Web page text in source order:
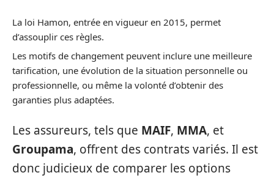
La loi Hamon, entrée en vigueur en 2015, permet
d’assouplir ces règles.
Les motifs de changement peuvent inclure une meilleure
tarification, une évolution de la situation personnelle ou
professionnelle, ou même la volonté d’obtenir des
garanties plus adaptées.
Les assureurs, tels que MAIF, MMA, et
Groupama, offrent des contrats variés. Il est
donc judicieux de comparer les options